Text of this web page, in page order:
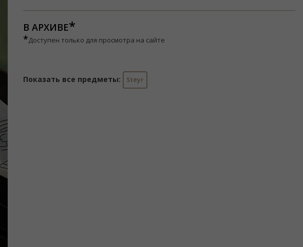
В АРХИВЕ
*Доступен только для просмотра на сайте
Показать все предметы: Steyr